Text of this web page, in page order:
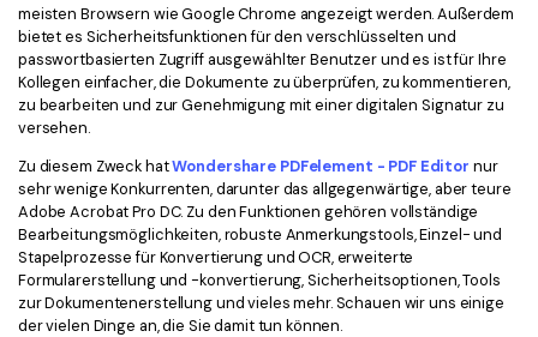
meisten Browsern wie Google Chrome angezeigt werden. Außerdem
bietet es Sicherheitsfunktionen für den verschlüsselten und
passwortbasierten Zugriff ausgewählter Benutzer und es ist für Ihre
Kollegen einfacher, die Dokumente zu überprüfen, zu kommentieren,
zu bearbeiten und zur Genehmigung mit einer digitalen Signatur zu
versehen.
Zu diesem Zweck hatWondershare PDFelement - PDF Editor nur
sehr wenige Konkurrenten, darunter das allgegenwärtige, aber teure
Adobe Acrobat Pro DC. Zu den Funktionen gehören vollständige
Bearbeitungsmöglichkeiten, robuste Anmerkungstools, Einzel- und
Stapelprozesse für Konvertierung und OCR, erweiterte
Formularerstellung und -konvertierung, Sicherheitsoptionen, Tools
zur Dokumentenerstellung und vieles mehr. Schauen wir uns einige
der vielen Dinge an, die Sie damit tun können.